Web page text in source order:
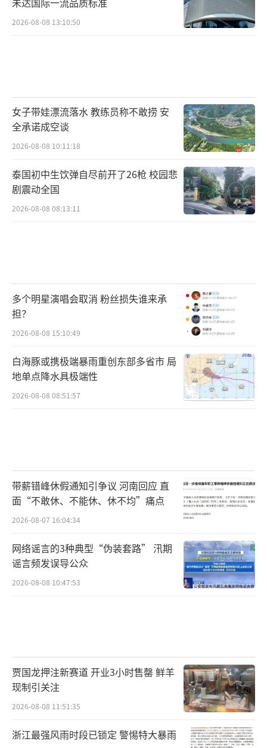
2026-08-08 13:10:50
女子带娃漂流落水 教练员称不敢捞 安
全承诺成空谈
2026-08-08 10:11:18
泰国初中生饮弹自尽前开了26枪 校园悲
剧震动全国
2026-08-08 08:13:11
多个明星演唱会取消 粉丝损失谁来承
担？
2026-08-08 15:10:49
白海豚或携极端暴雨重创东部多省市 局
地单点降水具极端性
2026-08-08 08:51:57
带薪错峰休假通知引争议 河南回应 直
面“不敢休、不能休、休不均”痛点
2026-08-07 16:04:34
网络谣言的3种典型“伪装套路” 汛期
谣言频发误导公众
2026-08-08 10:47:53
贾国龙押注新赛道 开业3小时售罄 鲜羊
现制引关注
2026-08-08 11:51:35
浙江最强风雨时段已锁定 警惕特大暴雨